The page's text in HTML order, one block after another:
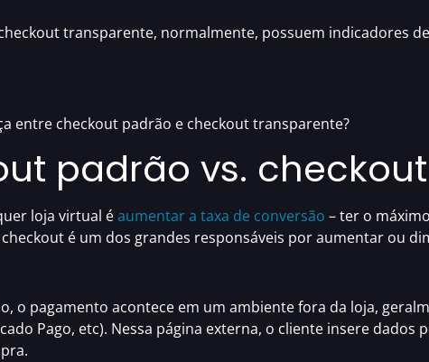
transparente, normalmente, possuem indicadores
entre checkout padrão e checkout transparente?
padrão vs.
loja virtual éaumentar a taxa de conversão – ter o
é um dos grandes responsáveis poraumentar ou
, o pagamento acontece em um ambiente fora da loja,
Pago, etc). Nessa página externa, o cliente insere